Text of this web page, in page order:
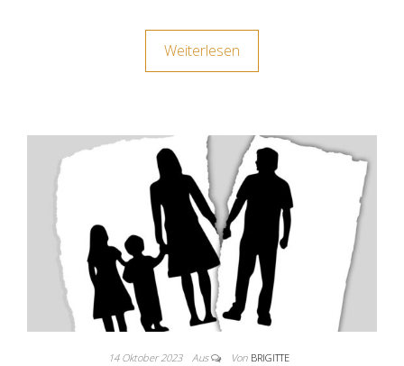
Weiterlesen
14 Oktober 2023 Aus Von BRIGITTE